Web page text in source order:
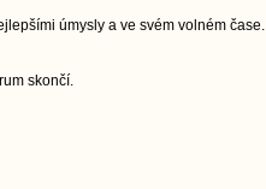
úmysly a ve svém volném čase.
skončí.